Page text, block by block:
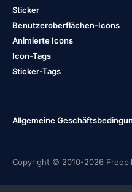
Sticker
Benutzeroberflächen-Icons
Animierte Icons
Icon-Tags
Sticker-Tags
Allgemeine
Copyright © 2010-2026